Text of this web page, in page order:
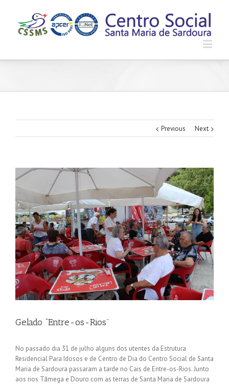
Previous Next
Gelado “Entre-os-Rios”
No passado dia 31 de julho alguns dos utentes da Estrutura
Residencial Para Idosos e de Centro de Dia do Centro Social de Santa
Maria de Sardoura passaram a tarde no Cais de Entre-os-Rios. Junto
aos rios Tâmega e Douro com as terras de Santa Maria de Sardoura